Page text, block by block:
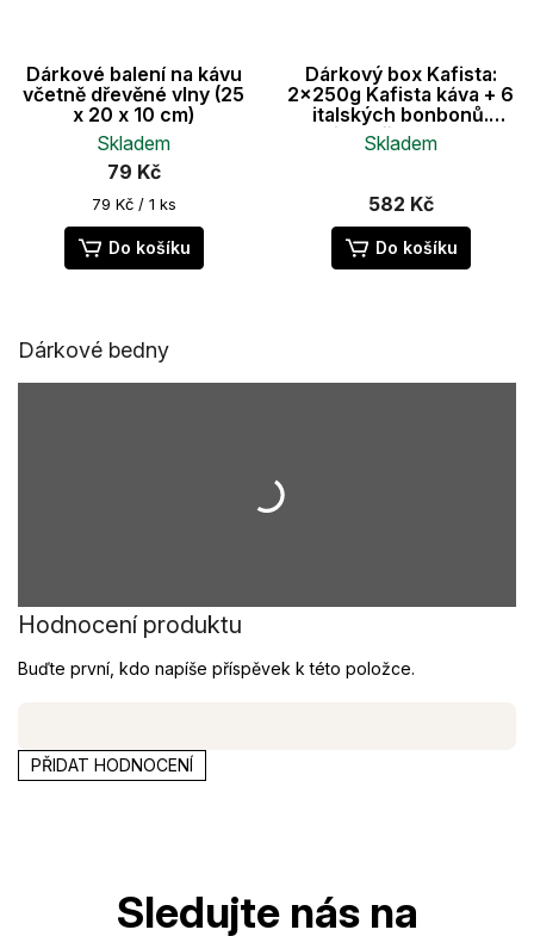
Dárkové balení na kávu
včetně dřevěné vlny (25
x 20 x 10 cm)
Skladem
79 Kč
Měrná
cena:
79 Kč / 1 ks
Do košíku
Dárkový box Kafista:
2x250g Kafista káva + 6
italských bonbonů.
Dárkově baleno se
dřevitou vlnou.
hodnocení
je
5,0
Skladem
582 Kč
Do košíku
Dárkové bedny
Hodnocení produktu
Buďte první, kdo napíše příspěvek k této položce.
PŘIDAT HODNOCENÍ